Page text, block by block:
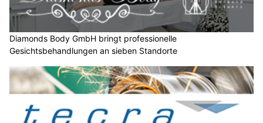
Diamonds Body GmbH bringt professionelle
Gesichtsbehandlungen an sieben Standorte